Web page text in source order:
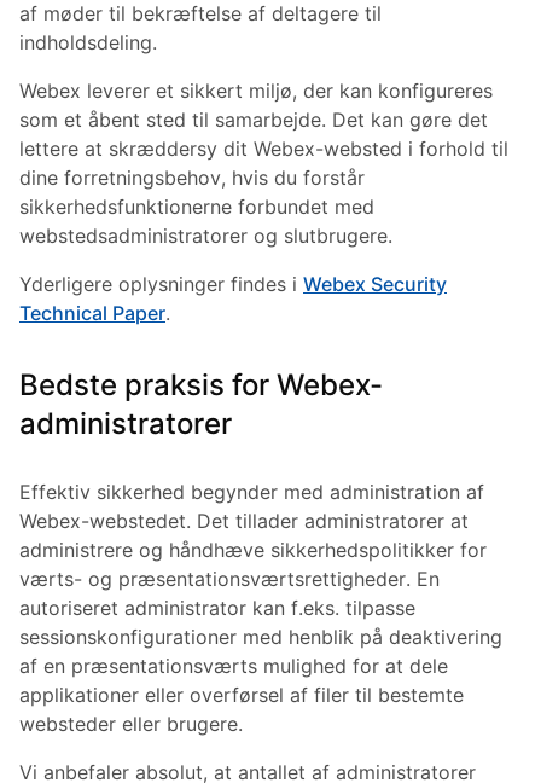
af møder til bekræftelse af deltagere til
indholdsdeling.
Webex leverer et sikkert miljø, der kan konfigureres
som et åbent sted til samarbejde. Det kan gøre det
lettere at skræddersy dit Webex-websted i forhold til
dine forretningsbehov, hvis du forstår
sikkerhedsfunktionerne forbundet med
webstedsadministratorer og slutbrugere.
Yderligere oplysninger findes i Webex Security
Technical Paper.
Bedste praksis for Webex-
administratorer
Effektiv sikkerhed begynder med administration af
Webex-webstedet. Det tillader administratorer at
administrere og håndhæve sikkerhedspolitikker for
værts- og præsentationsværtsrettigheder. En
autoriseret administrator kan f.eks. tilpasse
sessionskonfigurationer med henblik på deaktivering
af en præsentationsværts mulighed for at dele
applikationer eller overførsel af filer til bestemte
websteder eller brugere.
Vi anbefaler absolut, at antallet af administratorer